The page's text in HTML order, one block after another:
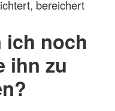
bereichert
ich noch
ihn zu